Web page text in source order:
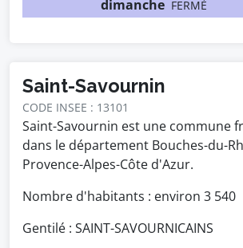
dimanche FERMÉ
Saint-Savournin
CODE INSEE : 13101
Saint-Savournin est une commune
dans le département Bouches-du-
Provence-Alpes-Côte d'Azur.
Nombre d'habitants : environ 3 540
Gentilé : SAINT-SAVOURNICAINS